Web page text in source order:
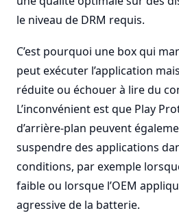
le niveau de DRM requis.
C’est pourquoi une box qui
peut exécuter l’application
réduite ou échouer à lire du
L’inconvénient est que Play
d’arrière-plan peuvent
suspendre des applications
conditions, par exemple
faible ou lorsque l’OEM
agressive de la batterie.